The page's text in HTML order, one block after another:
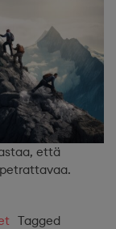
että
Tagged